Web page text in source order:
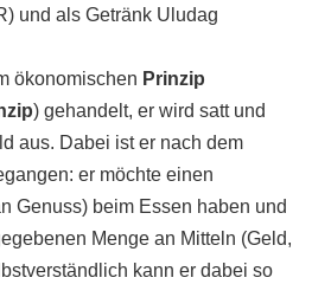
und als Getränk Uludag
ökonomischen Prinzip
) gehandelt, er wird satt und
aus. Dabei ist er nach dem
er möchte einen
Genuss) beim Essen haben und
Menge an Mitteln (Geld,
kann er dabei so